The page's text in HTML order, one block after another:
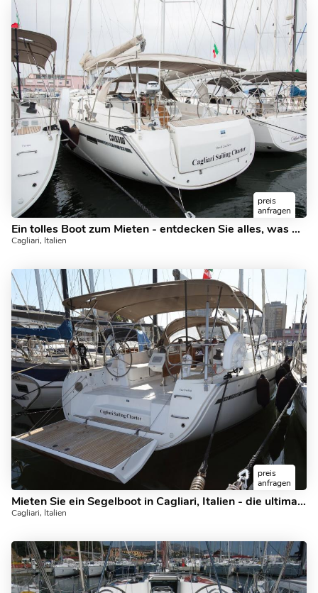
preis
anfragen
Ein tolles Boot zum Mieten - entdecken Sie alles, was Cagliari, Italien, an Bord eines Segelbootes zu bieten hat.
Cagliari, Italien
preis
anfragen
Mieten Sie ein Segelboot in Cagliari, Italien - die ultimative Urlaubsreise auf einem Yachtcharter für 8 Gäste.
Cagliari, Italien